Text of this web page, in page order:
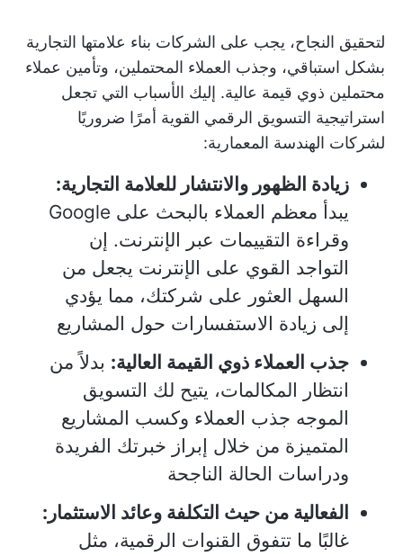
لتحقيق النجاح، يجب على الشركات بناء علامتها التجارية
بشكل استباقي، وجذب العملاء المحتملين، وتأمين عملاء
محتملين ذوي قيمة عالية. إليك الأسباب التي تجعل
استراتيجية التسويق الرقمي القوية أمرًا ضروريًا
لشركات الهندسة المعمارية:
زيادة الظهور والانتشار للعلامة التجارية:
يبدأ معظم العملاء بالبحث على Google
وقراءة التقييمات عبر الإنترنت. إن
التواجد القوي على الإنترنت يجعل من
السهل العثور على شركتك، مما يؤدي
إلى زيادة الاستفسارات حول المشاريع
جذب العملاء ذوي القيمة العالية: بدلاً من
انتظار المكالمات، يتيح لك التسويق
الموجه جذب العملاء وكسب المشاريع
المتميزة من خلال إبراز خبرتك الفريدة
ودراسات الحالة الناجحة
الفعالية من حيث التكلفة وعائد الاستثمار:
غالبًا ما تتفوق القنوات الرقمية، مثل